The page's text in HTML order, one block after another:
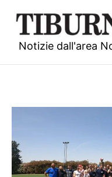
contenuto
Notizie dall'area